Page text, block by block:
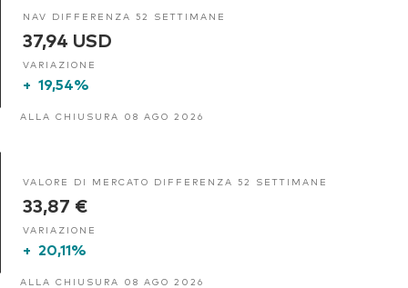
NAV DIFFERENZA 52 SETTIMANE
37,94 USD
VARIAZIONE
+ 19,54%
ALLA CHIUSURA 08 AGO 2026
VALORE DI MERCATO DIFFERENZA 52 SETTIMANE
33,87 €
VARIAZIONE
+ 20,11%
ALLA CHIUSURA 08 AGO 2026